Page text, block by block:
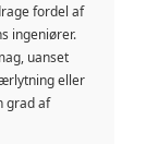
fordel af
ingeniører.
uanset
eller
grad af